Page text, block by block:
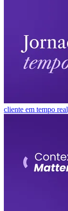
cliente em tempo